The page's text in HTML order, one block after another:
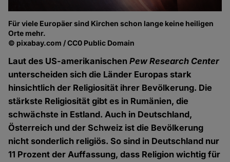
Für viele Europäer sind Kirchen schon lange keine heiligen
Orte mehr.
© pixabay.com / CC0 Public Domain
Laut des US-amerikanischenPew Research Center
unterscheiden sich die Länder Europas stark
hinsichtlich der Religiosität ihrer Bevölkerung. Die
stärkste Religiosität gibt es in Rumänien, die
schwächste in Estland. Auch in Deutschland,
Österreich und der Schweiz ist die Bevölkerung
nicht sonderlich religiös. So sind in Deutschland nur
11 Prozent der Auffassung, dass Religion wichtig für